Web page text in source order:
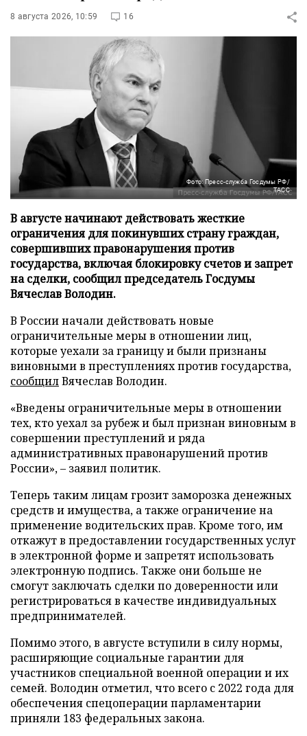
8 августа 2026, 10:59 16
Фото: Пресс-служба Госдумы РФ/
ТАСС
В августе начинают действовать жесткие
ограничения для покинувших страну граждан,
совершивших правонарушения против
государства, включая блокировку счетов и запрет
на сделки, сообщил председатель Госдумы
Вячеслав Володин.
В России начали действовать новые
ограничительные меры в отношении лиц,
которые уехали за границу и были признаны
виновными в преступлениях против государства,
сообщилВячеслав Володин.
«Введены ограничительные меры в отношении
тех, кто уехал за рубеж и был признан виновным в
совершении преступлений и ряда
административных правонарушений против
России», – заявил политик.
Теперь таким лицам грозит заморозка денежных
средств и имущества, а также ограничение на
применение водительских прав. Кроме того, им
откажут в предоставлении государственных услуг
в электронной форме и запретят использовать
электронную подпись. Также они больше не
смогут заключать сделки по доверенности или
регистрироваться в качестве индивидуальных
предпринимателей.
Помимо этого, в августе вступили в силу нормы,
расширяющие социальные гарантии для
участников специальной военной операции и их
семей. Володин отметил, что всего с 2022 года для
обеспечения спецоперации парламентарии
приняли 183 федеральных закона.